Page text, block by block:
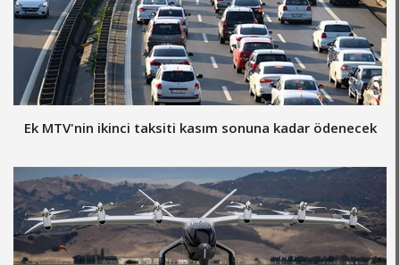
Ek MTV'nin ikinci taksiti kasım sonuna kadar ödenecek